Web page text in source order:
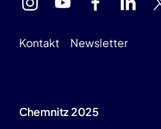
Kontakt Newsletter
Chemnitz 2025